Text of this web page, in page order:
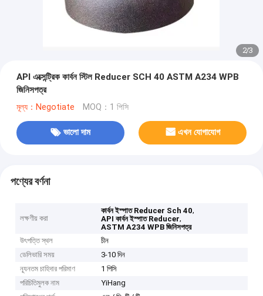
2/3
API এক্সেন্ট্রিক কার্বন স্টিল Reducer SCH 40 ASTM A234 WPB
জিনিসপত্র
মূল্য：Negotiate MOQ：1 পিসি
ভালো দাম এখন যোগাযোগ
পণ্যের বর্ণনা
লক্ষণীয় করা
কার্বন ইস্পাত Reducer Sch 40,
API কার্বন ইস্পাত Reducer,
ASTM A234 WPB জিনিসপত্র
উৎপত্তি স্থল
চীন
ডেলিভারি সময়
3-10 দিন
ন্যূনতম চাহিদার পরিমাণ
1 পিসি
পরিচিতিমুলক নাম
YiHang